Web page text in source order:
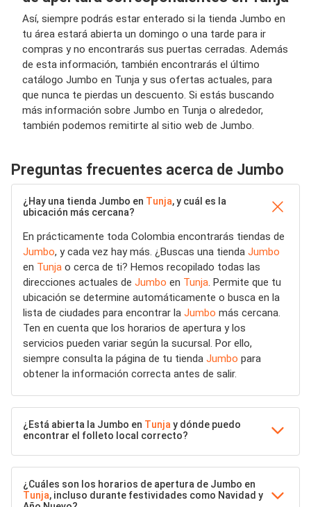
Así, siempre podrás estar enterado si la tienda Jumbo en
tu área estará abierta un domingo o una tarde para ir
compras y no encontrarás sus puertas cerradas. Además
de esta información, también encontrarás el último
catálogo Jumbo en Tunja y sus ofertas actuales, para
que nunca te pierdas un descuento. Si estás buscando
más información sobre Jumbo en Tunja o alrededor,
también podemos remitirte al sitio web de Jumbo.
Preguntas frecuentes acerca de Jumbo
¿Hay una tienda Jumbo en Tunja, y cuál es la
ubicación más cercana?
En prácticamente toda Colombia encontrarás tiendas de
Jumbo, y cada vez hay más. ¿Buscas una tienda Jumbo
en Tunja o cerca de ti? Hemos recopilado todas las
direcciones actuales de Jumbo en Tunja. Permite que tu
ubicación se determine automáticamente o busca en la
lista de ciudades para encontrar la Jumbo más cercana.
Ten en cuenta que los horarios de apertura y los
servicios pueden variar según la sucursal. Por ello,
siempre consulta la página de tu tienda Jumbo para
obtener la información correcta antes de salir.
¿Está abierta la Jumbo en Tunja y dónde puedo
encontrar el folleto local correcto?
¿Cuáles son los horarios de apertura de Jumbo en
Tunja, incluso durante festividades como Navidad y